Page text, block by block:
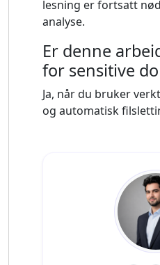
lesning er fortsatt
analyse.
Er denne
for sensitive
Ja, når du bruker
og automatisk